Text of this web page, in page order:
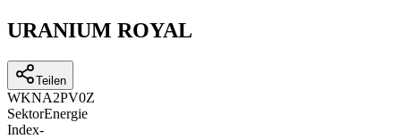
URANIUM ROYAL
Teilen
WKNA2PV0Z
SektorEnergie
Index-